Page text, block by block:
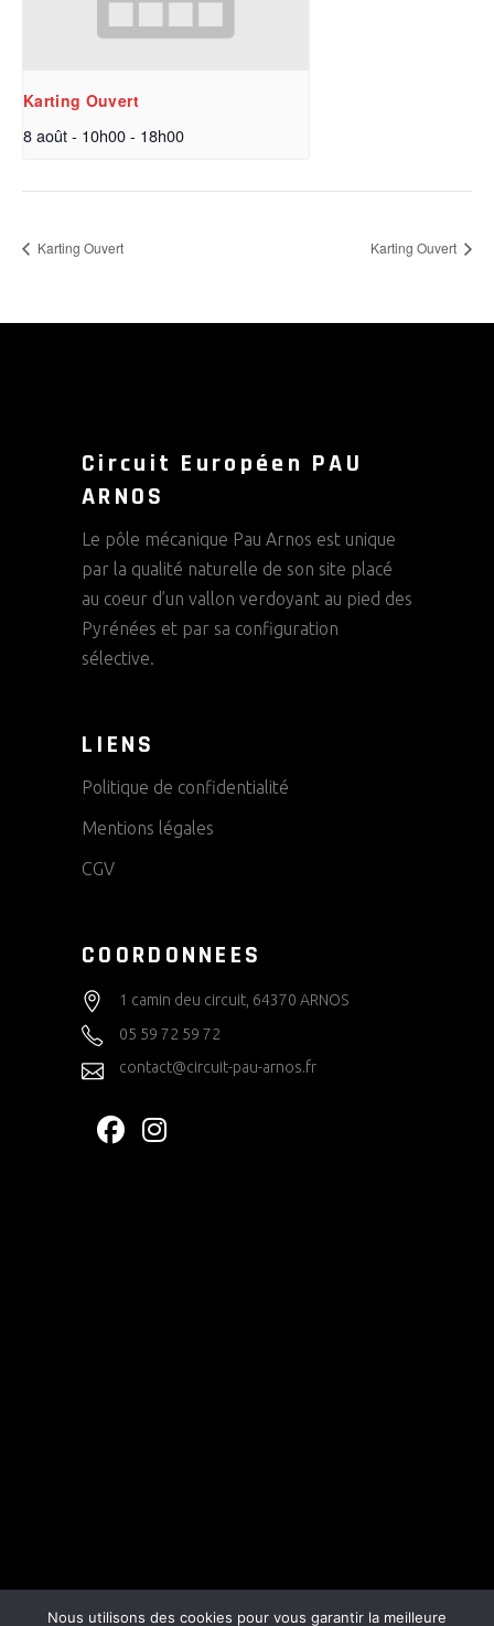
Karting Ouvert
8 août - 10h00- 18h00
Karting Ouvert Karting Ouvert
Circuit Européen PAU
ARNOS
Le pôle mécanique Pau Arnos est unique
par la qualité naturelle de son site placé
au coeur d’un vallon verdoyant au pied des
Pyrénées et par sa configuration
sélective.
LIENS
Politique de confidentialité
Mentions légales
CGV
COORDONNEES
1 camin deu circuit, 64370 ARNOS
05 59 72 59 72
contact@circuit-pau-arnos.fr
Nous utilisons des cookies pour vous garantir la meilleure